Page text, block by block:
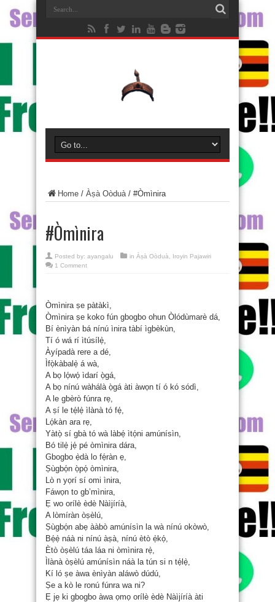
Home / Àṣà Oòduà/ ‪#‎Òmìnira‬
‪#‎Òmìnira‬
Posted by: ayangalu in Àṣà Oòduà
Iroyin Pajawiri
1 Comment
Òmìnira ṣe pàtàkì,
Òmìnira ṣe koko fún gbogbo ohun Òlódùmarè dá,
Bí ènìyàn bá nínú ìnira tàbí ìgbèkùn,
Tí ó wá rí ìtúsílẹ̀,
Àyípadà rere a dé,
Ìfọ̀kàbalẹ̀ á wà,
A bọ lọ́wọ́ ìdarí ọ̀gá,
A bọ nínú wàhálà ọ̀gá àti àwọn tí ó kó sódì,
A le gbèrò fúnra rẹ,
A ṣí le tẹ́lẹ̀ ìlànà tó fẹ́,
Lọ́kàn ara rẹ,
Yàtọ̀ sí gbà tó wà làbẹ́ ìtọ́ni amúnísìn,
Bó tilẹ̀ jẹ́ pé òmìnira dára,
Gbogbo ẹ̀dà lo fẹ́ràn ẹ,
Ṣùgbọ́n ọ̀pọ́ òmìnira,
Lò n yọrí sí omi ìnira,
Fáwọn to gb’mìnira,
Ẹ wo orílè èdè Nàìjíríà,
A lòmíràn òṣèlú,
Ṣùgbọ́n abẹ ààbò amúnísìn la wà nínú okòwò,
Bẹ́ẹ̀ náà ni nínú àṣà, nínú ètò ẹ̀kọ́,
Ètò òṣèlú táa láa ni òmìnira rẹ̀,
Ìlànà òṣèlú amúnísìn náà la tún si n tẹ́lẹ̀,
Kí ló ṣe àwa ènìyàn aláwò dúdú,
Ṣe a kò le ronú fúnra wa ni?
Ẹ jẹ ki gbogbo àwa ọmọ orílè èdè Nàìjíríà àti